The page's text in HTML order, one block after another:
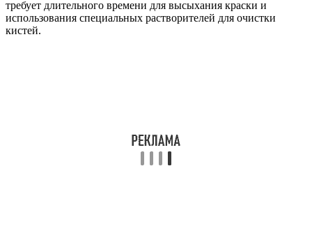
требует длительного времени для высыхания краски и
использования специальных растворителей для очистки
кистей.